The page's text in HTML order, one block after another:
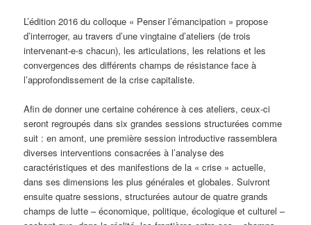
L’édition 2016 du colloque « Penser l’émancipation » propose
d’interroger, au travers d’une vingtaine d’ateliers (de trois
intervenant-e-s chacun), les articulations, les relations et les
convergences des différents champs de résistance face à
l’approfondissement de la crise capitaliste.
Afin de donner une certaine cohérence à ces ateliers, ceux-ci
seront regroupés dans six grandes sessions structurées comme
suit : en amont, une première session introductive rassemblera
diverses interventions consacrées à l’analyse des
caractéristiques et des manifestions de la « crise » actuelle,
dans ses dimensions les plus générales et globales. Suivront
ensuite quatre sessions, structurées autour de quatre grands
champs de lutte – économique, politique, écologique et culturel –